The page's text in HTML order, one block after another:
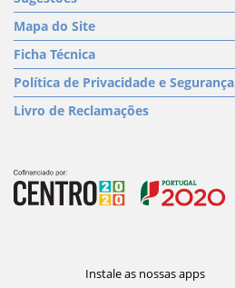
Mapa do Site
Ficha Técnica
Política de Privacidade e Segurança
Livro de Reclamações